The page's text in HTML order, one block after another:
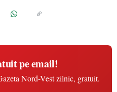
pe email!
Nord-Vest zilnic, gratuit.